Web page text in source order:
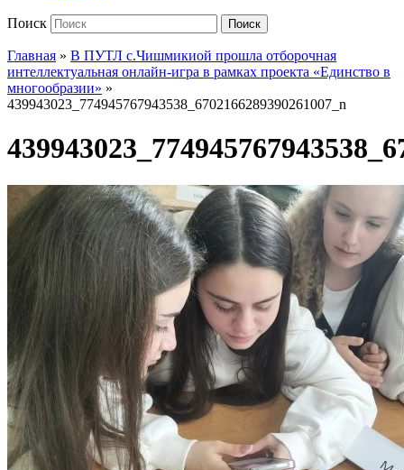
Поиск Поиск
Главная » В ПУТЛ с.Чишмикиой прошла отборочная
интеллектуальная онлайн-игра в рамках проекта «Единство в
многообразии» »
439943023_774945767943538_6702166289390261007_n